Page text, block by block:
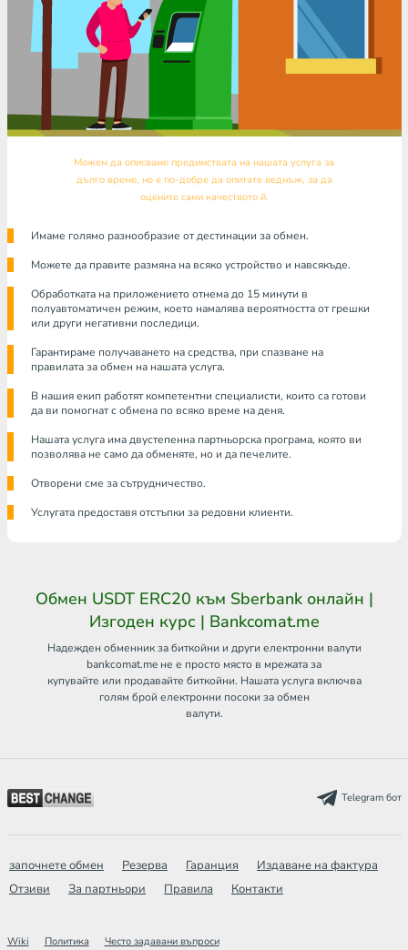
Можем да описваме предимствата на нашата услуга за
дълго време, но е по-добре да опитате веднъж, за да
оцените сами качеството й.
Имаме голямо разнообразие от дестинации за обмен.
Можете да правите размяна на всяко устройство и навсякъде.
Обработката на приложението отнема до 15 минути в
полуавтоматичен режим, което намалява вероятността от грешки
или други негативни последици.
Гарантираме получаването на средства, при спазване на
правилата за обмен на нашата услуга.
В нашия екип работят компетентни специалисти, които са готови
да ви помогнат с обмена по всяко време на деня.
Нашата услуга има двустепенна партньорска програма, която ви
позволява не само да обменяте, но и да печелите.
Отворени сме за сътрудничество.
Услугата предоставя отстъпки за редовни клиенти.
Обмен USDT ERC20 към Sberbank онлайн |
Изгоден курс | Bankcomat.me
Надежден обменник за биткойни и други електронни валути
bankcomat.me не е просто място в мрежата за
купувайте или продавайте биткойни. Нашата услуга включва
голям брой електронни посоки за обмен
валути.
Telegram бот
започнете обмен Резерва Гаранция
Издаване на фактура
Отзиви
За партньори Правила Контакти
Wiki Политика Често задавани въпроси